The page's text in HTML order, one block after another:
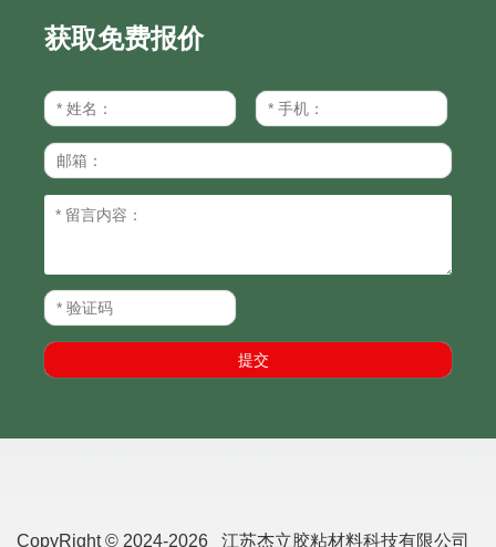
获取免费报价
CopyRight © 2024-2026 江苏杰立胶粘材料科技有限公司